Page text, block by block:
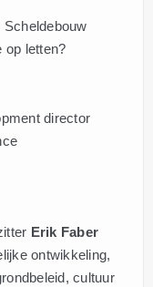
op letten?
director
Erik Faber
ontwikkeling,
cultuur